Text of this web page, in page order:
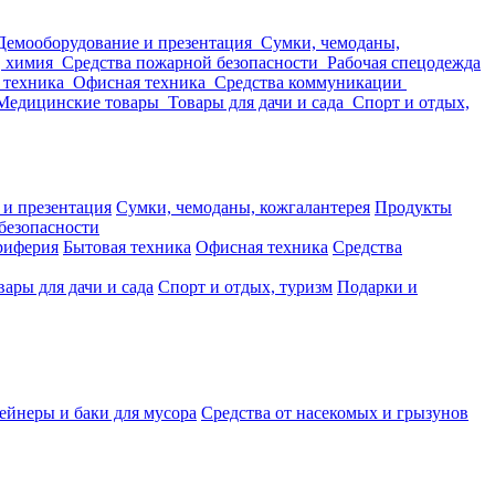
и презентация Сумки, чемоданы,
химия Средства пожарной безопасности Рабочая спецодежда
Офисная техника Средства коммуникации
товары Товары для дачи и сада Спорт и отдых,
презентация Сумки, чемоданы, кожгалантерея Продукты
Бытовая техника Офисная техника Средства
для дачи и сада Спорт и отдых, туризм Подарки и
и баки для мусора Средства от насекомых и грызунов